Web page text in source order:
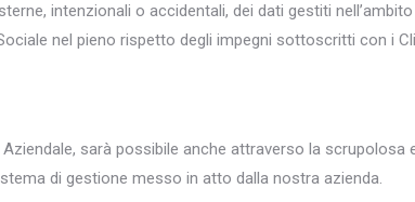
intenzionali o accidentali, dei dati gestiti
nel pieno rispetto degli impegni sottoscritti con i
sarà possibile anche attraverso la scrupolosa
di gestione messo in atto dalla nostra azienda.